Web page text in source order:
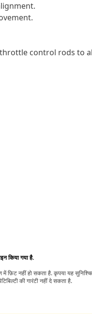
control rods
किया गया है.
फ़िट नहीं हो सकता है. कृपया यह
की गारंटी नहीं दे सकता है.